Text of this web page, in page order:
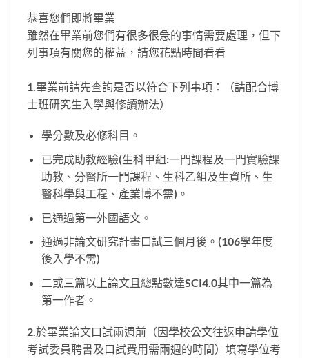
恭喜您們即將畢業
雖然在畢業前您們有很多很急的事情需要處理，但下
列事項有關您的權益，請您花點時間看看
1.畢業前請先查詢是否以符合下列事項：（請配合博
士班研究生入學與修讀辦法）
學分數及必修科目。
已完成助教經驗(生科甲組:一門課程及一門實驗課
助教、分醫所一門課程、生科乙組及生資所、生
醫科學與工程、產業博不需)。
已通過第一外國語文。
通過非論文研究計畫口試三個月後。(106學年度
後入學不需)
二或三篇以上論文且總點數達SCI4.0其中一篇為
第一作者。
2.於畢業論文口試兩週前（因學校公文往返申請學位
考試委員聘書及口試費用需兩週的時間）填寫學位考